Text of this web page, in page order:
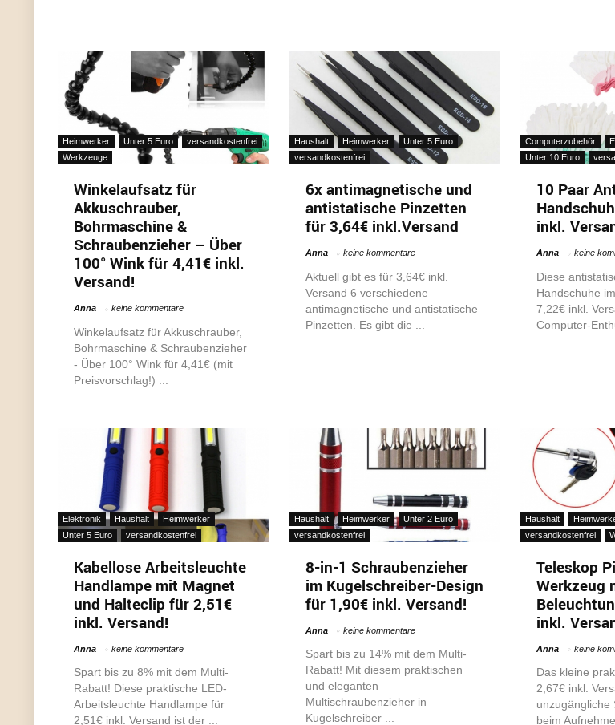
...
Heimwerker Unter 5 Euro
versandkostenfrei
Werkzeuge
Winkelaufsatz für
Akkuschrauber,
Bohrmaschine &
Schraubenzieher – Über
100° Wink für 4,41€ inkl.
Versand!
Anna keine kommentare
Winkelaufsatz für Akkuschrauber,
Bohrmaschine & Schraubenzieher
- Über 100° Wink für 4,41€ (mit
Preisvorschlag!) ...
Haushalt Heimwerker
Unter 5 Euro
versandkostenfrei
6x antimagnetische und
antistatische Pinzetten
für 3,64€ inkl.Versand
Anna keine kommentare
Aktuell gibt es für 3,64€ inkl.
Versand 6 verschiedene
antimagnetische und antistatische
Pinzetten. Es gibt die ...
Computerzubehör
Unter 10 Euro
10 Paar
inkl.
Anna keine
Diese
Handschuhe
7,22€ inkl.
Computer-
Elektronik Haushalt
Heimwerker
Unter 5 Euro
versandkostenfrei
Kabellose Arbeitsleuchte
Handlampe mit Magnet
und Halteclip für 2,51€
inkl. Versand!
Anna keine kommentare
Spart bis zu 8% mit dem Multi-
Rabatt! Diese praktische LED-
Arbeitsleuchte Handlampe für
2,51€ inkl. Versand ist der ...
Haushalt Heimwerker
Unter 2 Euro
versandkostenfrei
8-in-1 Schraubenzieher
im Kugelschreiber-Design
für 1,90€ inkl. Versand!
Anna keine kommentare
Spart bis zu 14% mit dem Multi-
Rabatt! Mit diesem praktischen
und eleganten
Multischraubenzieher in
Kugelschreiber ...
Haushalt
versandkostenfrei
Teleskop
Werkzeug
inkl.
Anna keine
Das kleine
2,67€ inkl.
unzugängliche
beim